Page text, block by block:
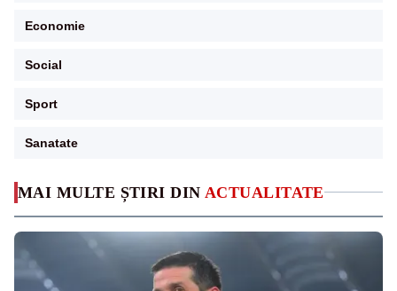
MAI MULTE ȘTIRI DIN ACTUALITATE
Economie
Social
Sport
Sanatate